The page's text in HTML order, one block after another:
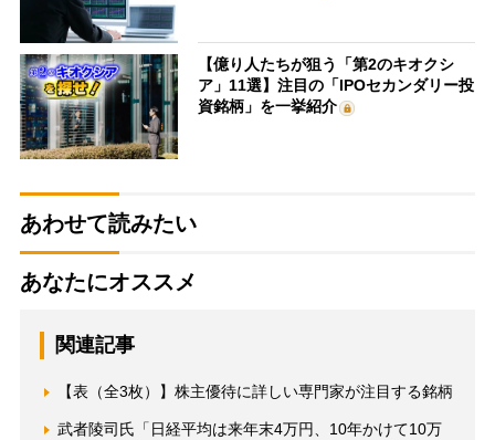
【億り人たちが狙う「第2のキオクシ
ア」11選】注目の「IPOセカンダリー投
資銘柄」を一挙紹介
あわせて読みたい
あなたにオススメ
関連記事
【表（全3枚）】株主優待に詳しい専門家が注目する銘柄
武者陵司氏「日経平均は来年末4万円、10年かけて10万